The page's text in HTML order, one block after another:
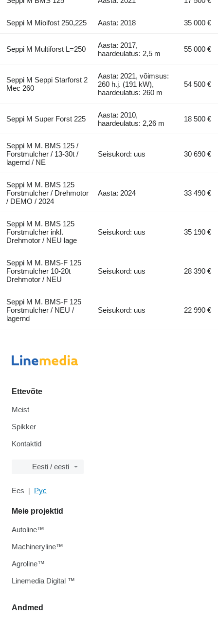
Seppi M Mioifost 250,225 Aasta: 2018 35 000 €
Seppi M Multiforst L=250
Aasta: 2017,
haardeulatus: 2,5 m
55 000 €
Seppi M Seppi Starforst 2
Mec 260
Aasta: 2021, võimsus:
260 h.j. (191 kW),
haardeulatus: 260 m
54 500 €
Seppi M Super Forst 225
Aasta: 2010,
haardeulatus: 2,26 m
18 500 €
Seppi M M. BMS 125 /
Forstmulcher / 13-30t /
lagernd / NE
Seisukord: uus 30 690 €
Seppi M M. BMS 125
Forstmulcher / Drehmotor
/ DEMO / 2024
Aasta: 2024 33 490 €
Seppi M M. BMS 125
Forstmulcher inkl.
Drehmotor / NEU lage
Seisukord: uus 35 190 €
Seppi M M. BMS-F 125
Forstmulcher 10-20t
Drehmotor / NEU
Seisukord: uus 28 390 €
Seppi M M. BMS-F 125
Forstmulcher / NEU /
lagernd
Seisukord: uus 22 990 €
Ettevõte
Meist
Spikker
Kontaktid
Eesti / eesti
Ees Рус
Andmed
Meie projektid
Autoline™
Machineryline™
Agroline™
Linemedia Digital ™